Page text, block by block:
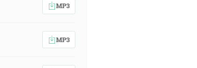
MP3
MP3